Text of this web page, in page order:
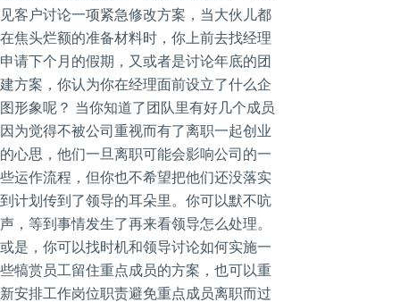
见客户讨论一项紧急修改方案，当大伙儿都
在焦头烂额的准备材料时，你上前去找经理
申请下个月的假期，又或者是讨论年底的团
建方案，你认为你在经理面前设立了什么企
图形象呢？ 当你知道了团队里有好几个成员
因为觉得不被公司重视而有了离职一起创业
的心思，他们一旦离职可能会影响公司的一
些运作流程，但你也不希望把他们还没落实
到计划传到了领导的耳朵里。你可以默不吭
声，等到事情发生了再来看领导怎么处理。
或是，你可以找时机和领导讨论如何实施一
些犒赏员工留住重点成员的方案，也可以重
新安排工作岗位职责避免重点成员离职而过